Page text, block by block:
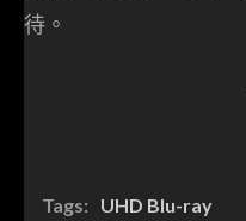
待。
Tags: UHD Blu-ray